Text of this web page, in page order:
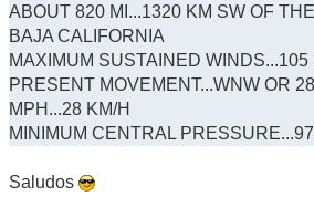
ABOUT 820 MI...1320 KM SW OF
BAJA CALIFORNIA
MAXIMUM SUSTAINED WINDS...105
PRESENT MOVEMENT...WNW OR
MPH...28 KM/H
MINIMUM CENTRAL
Saludos